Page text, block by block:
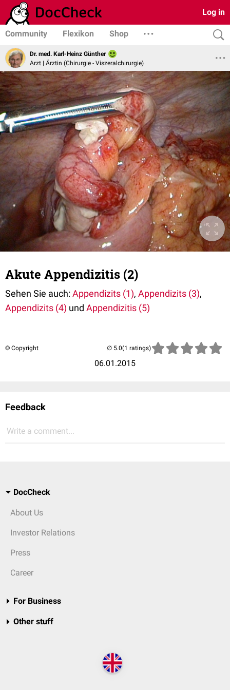
Log in
Community Flexikon Shop
Dr. med. Karl-Heinz Günther
Arzt | Ärztin (Chirurgie - Viszeralchirurgie)
Akute Appendizitis (2)
Sehen Sie auch:Appendizits (1), Appendizits (3),
Appendizits (4) und Appendizitis (5)
© Copyright
06.01.2015
(1 ratings)
Feedback
Write a comment...
DocCheck
About Us
Investor Relations
Press
Career
For Business
Other stuff